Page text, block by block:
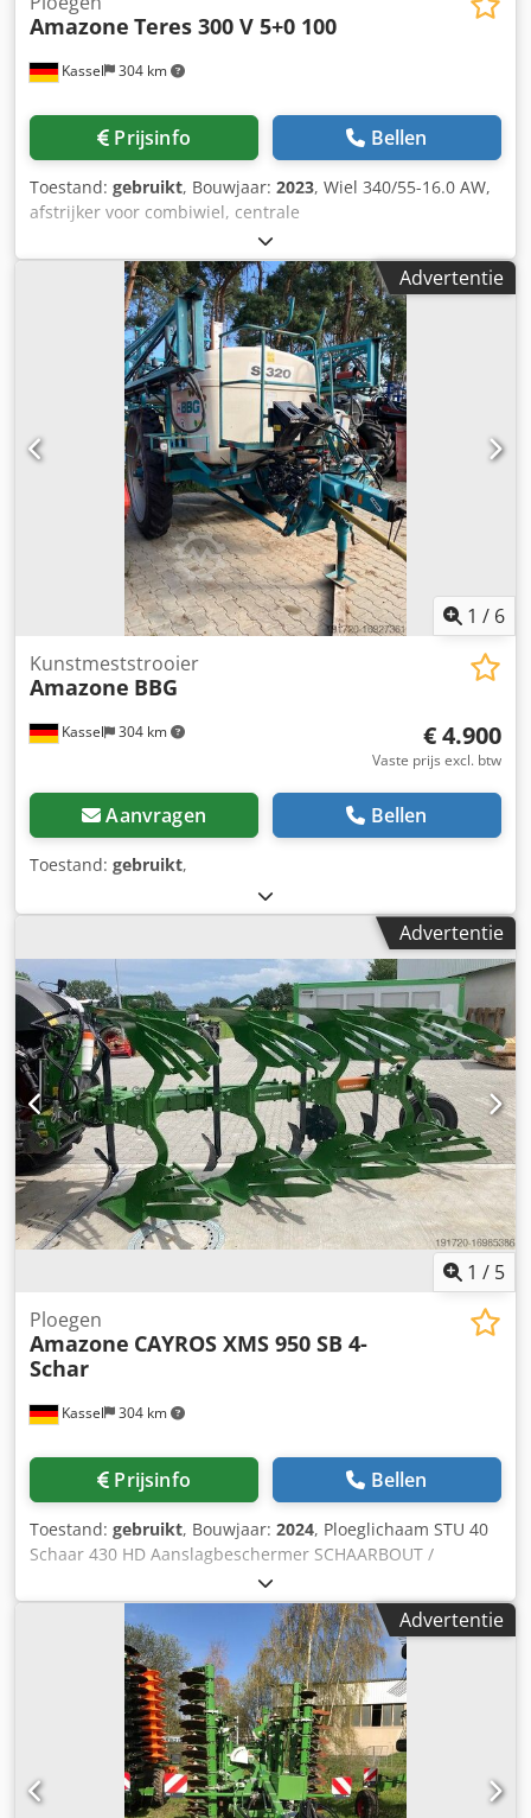
Kassel 304 km
Amazone Teres 300 V 5+0 100
Prijsinfo Bellen
Toestand: gebruikt, Bouwjaar: 2023, Wiel 340/55-16.0 AW,
afstrijker voor combiwiel, centrale
ontlastingsdrukverstelling / ploeglichaam STU 40,
schaarblad 430, HD-schaarpunt, gekarteld schijfkouters D
500, 1x gekarteld / voorbereiding voor verlichting / Dsdst
Eay Eepfx Aqpjck
Advertentie
1 / 6
Kassel 304 km
Kunstmeststrooier
Amazone BBG
€ 4.900
Vaste prijs excl. btw
Aanvragen Bellen
Toestand: gebruikt,
Advertentie
1 / 5
Kassel 304 km
Ploegen
Amazone CAYROS XMS 950 SB 4-
Schar
Prijsinfo Bellen
Toestand: gebruikt, Bouwjaar: 2024, Ploeglichaam STU 40
Schaar 430 HD Aanslagbeschermer SCHAARBOUT /
Advertentie